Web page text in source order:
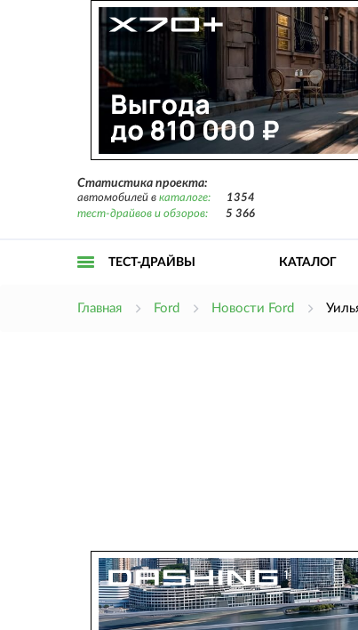
Статистика проекта:
автомобилей в каталоге:
1354
тест-драйвов и обзоров:
5 366
ТЕСТ-ДРАЙВЫ КАТАЛОГ
Главная Ford Новости Ford